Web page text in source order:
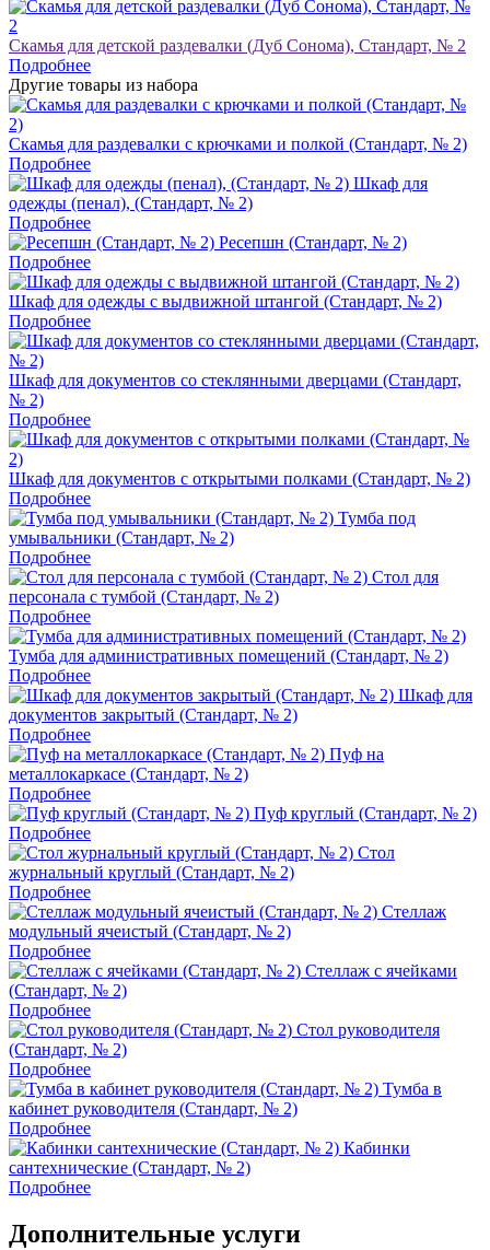
Скамья для детской раздевалки (Дуб Сонома), Стандарт, № 2
Подробнее
Другие товары из набора
Скамья для раздевалки с крючками и полкой (Стандарт, № 2)
Подробнее
Шкаф для
одежды (пенал), (Стандарт, № 2)
Подробнее
Ресепшн (Стандарт, № 2)
Подробнее
Шкаф для одежды с выдвижной штангой (Стандарт, № 2)
Подробнее
Шкаф для документов со стеклянными дверцами (Стандарт,
№ 2)
Подробнее
Шкаф для документов с открытыми полками (Стандарт, № 2)
Подробнее
Тумба под
умывальники (Стандарт, № 2)
Подробнее
Стол для
персонала с тумбой (Стандарт, № 2)
Подробнее
Тумба для административных помещений (Стандарт, № 2)
Подробнее
Шкаф для
документов закрытый (Стандарт, № 2)
Подробнее
Пуф на
металлокаркасе (Стандарт, № 2)
Подробнее
Пуф круглый (Стандарт, № 2)
Подробнее
Стол
журнальный круглый (Стандарт, № 2)
Подробнее
Стеллаж
модульный ячеистый (Стандарт, № 2)
Подробнее
Стеллаж с ячейками
(Стандарт, № 2)
Подробнее
Стол руководителя
(Стандарт, № 2)
Подробнее
Тумба в
кабинет руководителя (Стандарт, № 2)
Подробнее
Кабинки
сантехнические (Стандарт, № 2)
Подробнее
Дополнительные услуги